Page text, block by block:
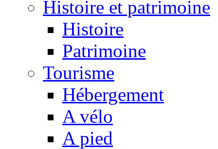
Histoire et patrimoine
Histoire
Patrimoine
Tourisme
Hébergement
A vélo
A pied